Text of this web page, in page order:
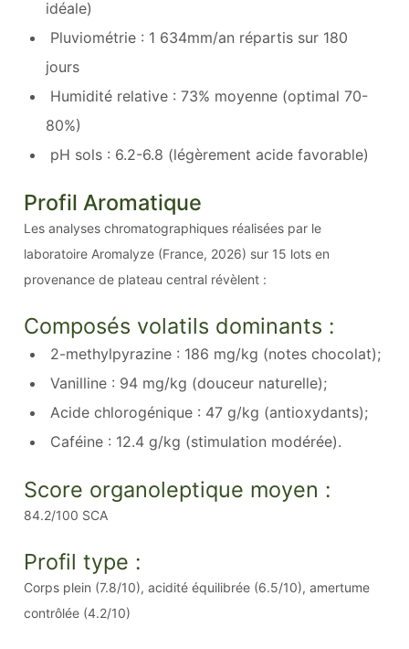
idéale)
Pluviométrie : 1 634mm/an répartis sur 180
jours
Humidité relative : 73% moyenne (optimal 70-
80%)
pH sols : 6.2-6.8 (légèrement acide favorable)
Profil Aromatique
Les analyses chromatographiques réalisées par le
laboratoire Aromalyze (France, 2026) sur 15 lots en
provenance de plateau central révèlent :
Composés volatils dominants :
2-methylpyrazine : 186 mg/kg (notes chocolat);
Vanilline : 94 mg/kg (douceur naturelle);
Acide chlorogénique : 47 g/kg (antioxydants);
Caféine : 12.4 g/kg (stimulation modérée).
Score organoleptique moyen :
84.2/100 SCA
Profil type :
Corps plein (7.8/10), acidité équilibrée (6.5/10), amertume
contrôlée (4.2/10)